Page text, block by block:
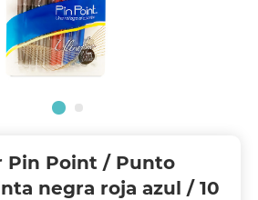
Pin Point / Punto
negra roja azul / 10